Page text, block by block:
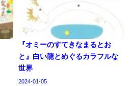
『オミーのすてきなまるとお
と』白い龍とめぐるカラフルな
世界
2024-01-05